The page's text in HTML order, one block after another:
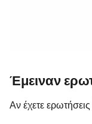
Έμειναν
Αν έχετε